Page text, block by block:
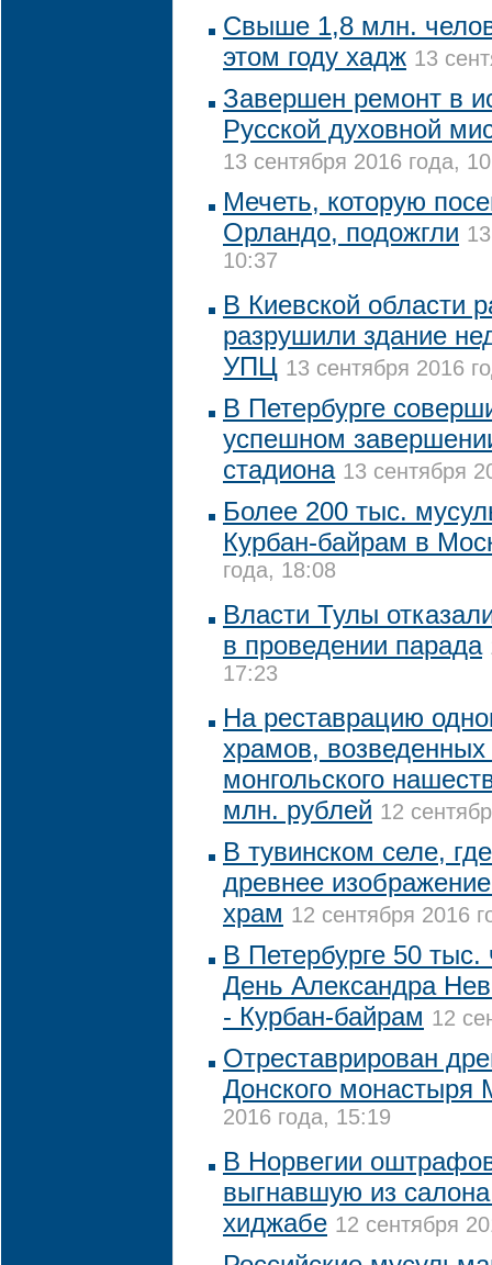
Свыше 1,8 млн.
этом году хадж 13
Завершен ремонт в
Русской духовной
13 сентября 2016 года,
Мечеть, которую
Орландо, подожгли
10:37
В Киевской области
разрушили здание
УПЦ 13 сентября 2016
В Петербурге
успешном
стадиона 13 сентября
Более 200 тыс.
Курбан-байрам в
года, 18:08
Власти Тулы
в проведении парада
17:23
На реставрацию
храмов, возведенных
монгольского
млн. рублей 12
В тувинском селе,
древнее
храм 12 сентября 2016
В Петербурге 50 тыс.
День Александра
- Курбан-байрам 12
Отреставрирован
Донского
2016 года, 15:19
В Норвегии
выгнавшую из
хиджабе 12 сентября